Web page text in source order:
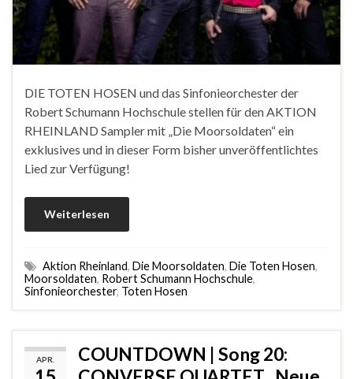
DIE TOTEN HOSEN und das Sinfonieorchester der
Robert Schumann Hochschule stellen für den AKTION
RHEINLAND Sampler mit „Die Moorsoldaten“ ein
exklusives und in dieser Form bisher unveröffentlichtes
Lied zur Verfügung!
Weiterlesen
Aktion Rheinland, Die Moorsoldaten, Die Toten Hosen,
Moorsoldaten, Robert Schumann Hochschule,
Sinfonieorchester, Toten Hosen
APR.
COUNTDOWN | Song 20: